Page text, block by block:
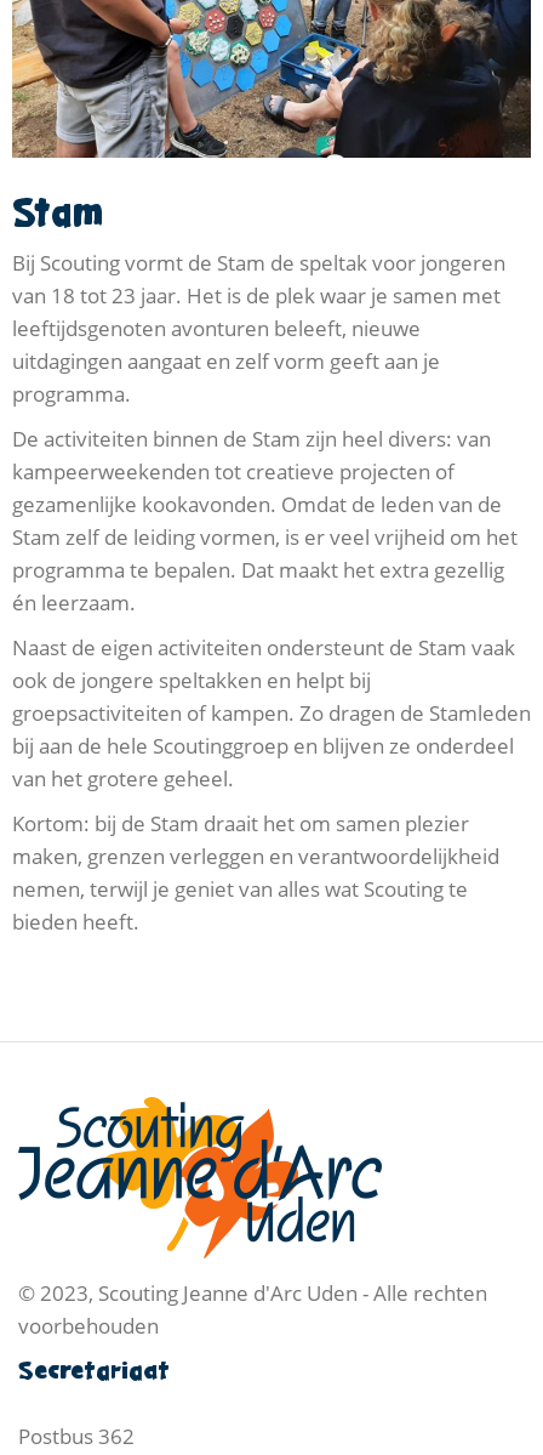
Stam
Bij Scouting vormt de Stam de speltak voor jongeren
van 18 tot 23 jaar. Het is de plek waar je samen met
leeftijdsgenoten avonturen beleeft, nieuwe
uitdagingen aangaat en zelf vorm geeft aan je
programma.
De activiteiten binnen de Stam zijn heel divers: van
kampeerweekenden tot creatieve projecten of
gezamenlijke kookavonden. Omdat de leden van de
Stam zelf de leiding vormen, is er veel vrijheid om het
programma te bepalen. Dat maakt het extra gezellig
én leerzaam.
Naast de eigen activiteiten ondersteunt de Stam vaak
ook de jongere speltakken en helpt bij
groepsactiviteiten of kampen. Zo dragen de Stamleden
bij aan de hele Scoutinggroep en blijven ze onderdeel
van het grotere geheel.
Kortom: bij de Stam draait het om samen plezier
maken, grenzen verleggen en verantwoordelijkheid
nemen, terwijl je geniet van alles wat Scouting te
bieden heeft.
© 2023, Scouting Jeanne d'Arc Uden - Alle rechten
voorbehouden
Secretariaat
Postbus 362